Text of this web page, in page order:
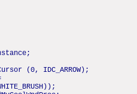
(0, IDC_ARROW);